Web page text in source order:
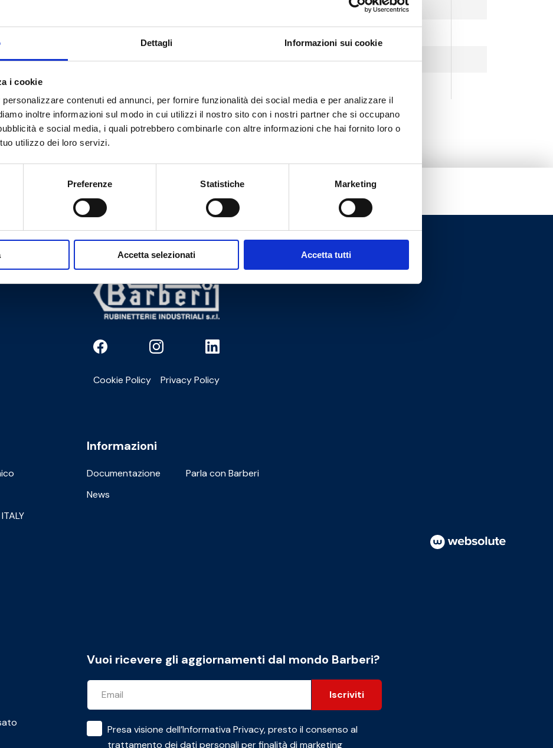
Dettagli Informazioni sui cookie
i cookie
contenuti ed annunci, per fornire funzionalità dei social media e per analizzare il
inoltre informazioni sul modo in cui utilizzi il nostro sito con i nostri partner che si occupano
e social media, i quali potrebbero combinarle con altre informazioni che hai fornito loro o
utilizzo dei loro servizi.
Preferenze Statistiche Marketing
Accetta selezionati Accetta tutti
Nichel sabbiato
50 G 1/2 M G 1/2 EK Nichel sabbiato
50
Hai bisogno di aiuto?
Cookie Policy Privacy Policy
Informazioni
Documentazione
Parla con Barberi
News
Vuoi ricevere gli aggiornamenti dal mondo Barberi?
Iscriviti
Presa visione dell’Informativa Privacy, presto il consenso al
trattamento dei dati personali per finalità di marketing